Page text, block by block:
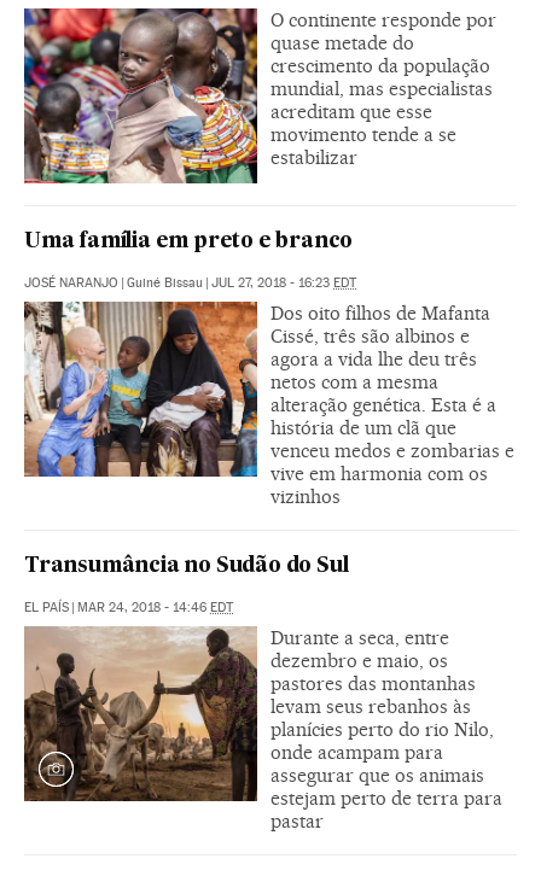
O continente responde por
quase metade do
crescimento da população
mundial, mas especialistas
acreditam que esse
movimento tende a se
estabilizar
Uma família em preto e branco
JOSÉ NARANJO Guiné Bissau JUL 27, 2018 - 16:23 EDT
Dos oito filhos de Mafanta
Cissé, três são albinos e
agora a vida lhe deu três
netos com a mesma
alteração genética. Esta é a
história de um clã que
venceu medos e zombarias e
vive em harmonia com os
vizinhos
Transumância no Sudão do Sul
EL PAÍS MAR 24, 2018 - 14:46 EDT
Durante a seca, entre
dezembro e maio, os
pastores das montanhas
levam seus rebanhos às
planícies perto do rio Nilo,
onde acampam para
assegurar que os animais
estejam perto de terra para
pastar